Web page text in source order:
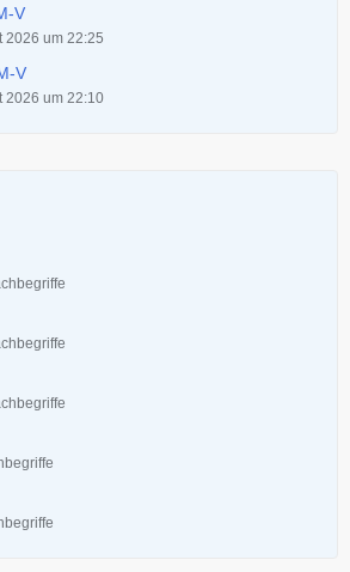
V
2026 um 22:25
V
2026 um 22:10